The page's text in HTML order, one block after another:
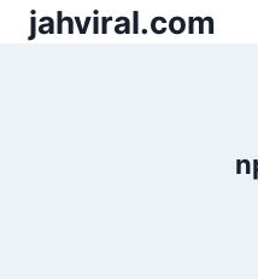
Pular
parajahviral.com